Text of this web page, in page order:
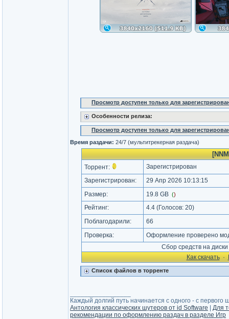
Просмотр доступен только для
Особенности релиза:
Просмотр доступен только для
Время раздачи: 24/7 (мультитрекерная раздача)
Торрент:
Зарегистрирован
Зарегистрирован:
29 Апр 2026 10:13:15
Размер:
19.8 GB ()
Рейтинг: 4.4(Голосов: 20)
Поблагодарили:
66
Проверка:
Оформление проверено
Сбор средств на
Как cкачать·
Список файлов в торренте
Каждый долгий путь начинается с одного - с первого
Антология классических шутеров от id Software
Для
рекомендации по оформлению раздач в разделе Игр